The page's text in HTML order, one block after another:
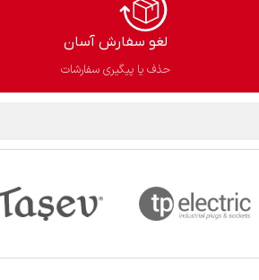
لغو سفارش آسان​
حذف یا پیگیری سفارشات